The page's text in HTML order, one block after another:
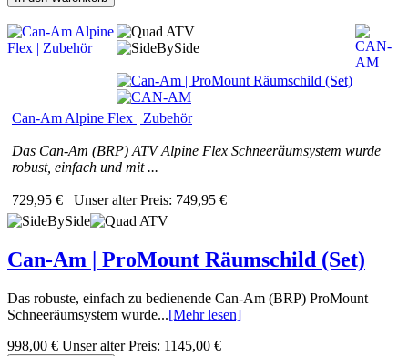
Can-Am Alpine Flex | Zubehör
Das Can-Am (BRP) ATV Alpine Flex Schneeräumsystem wurde
robust, einfach und mit ...
729,95 € Unser alter Preis: 749,95 €
Can-Am | ProMount Räumschild (Set)
Das robuste, einfach zu bedienende Can-Am (BRP) ProMount
Schneeräumsystem wurde...[Mehr lesen]
998,00 € Unser alter Preis: 1145,00 €